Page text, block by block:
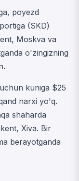
poyezd
(SKD)
Moskva va
o'zingizning
kuniga $25
narxi yo'q.
shaharda
Xiva. Bir
berayotganda